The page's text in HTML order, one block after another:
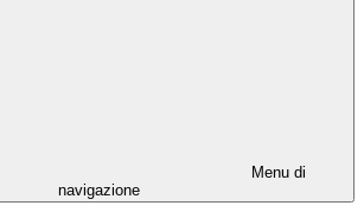
Menu di
navigazione